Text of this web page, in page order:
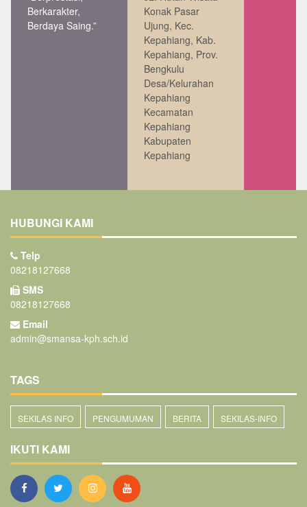
Berkarakter,
Berdaya Saing.”
Konak Pasar
Ujung, Kec.
Kepahiang, Kab.
Kepahiang, Prov.
Bengkulu
Desa/Kelurahan
Kepahiang
Kecamatan
Kepahiang
Kabupaten
Kepahiang
HUBUNGI KAMI
Telp
08218127668
SMS
08218127668
Email
admin@smansa-kph.sch.id
TAGS
SEKILAS INFO PENGUMUMAN BERITA SEKILAS-INFO
IKUTI KAMI